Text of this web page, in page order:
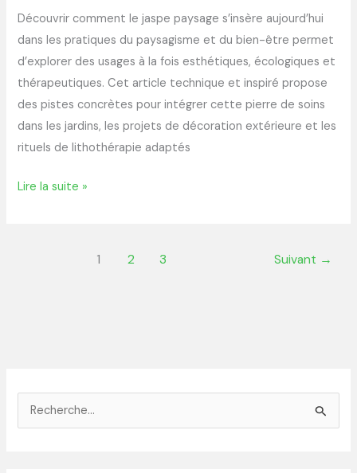
Découvrir comment le jaspe paysage s’insère aujourd’hui
dans les pratiques du paysagisme et du bien-être permet
d’explorer des usages à la fois esthétiques, écologiques et
thérapeutiques. Cet article technique et inspiré propose
des pistes concrètes pour intégrer cette pierre de soins
dans les jardins, les projets de décoration extérieure et les
rituels de lithothérapie adaptés
Lire la suite »
1 2 3 Suivant →